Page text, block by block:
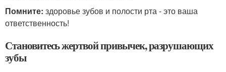
Помните: здоровье зубов и полости рта - это ваша
ответственность!
Становитесь жертвой привычек, разрушающих
зубы